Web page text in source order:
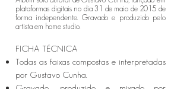
plataformas digitais no dia 31 ​de maio de 2015 de
forma independente. Gravado e produzido pelo
artista em home studio.
FICHA TÉCNICA
Todas as faixas compostas e interpretadas
por Gustavo Cunha.